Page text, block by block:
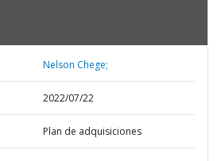
Nelson Chege;
2022/07/22
Plan de adquisiciones